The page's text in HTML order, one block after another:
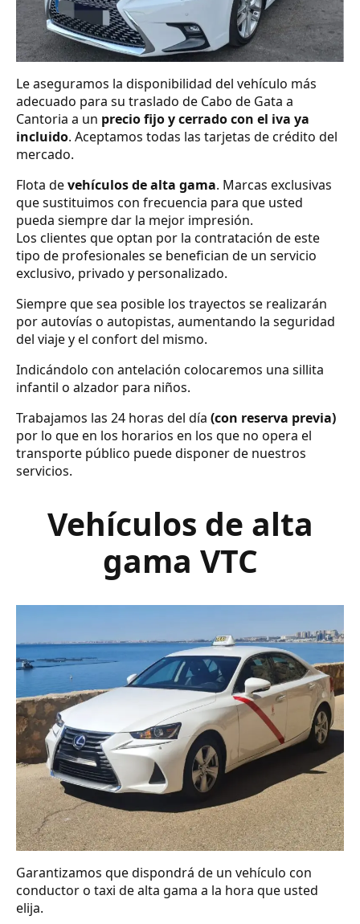
Le aseguramos la disponibilidad del vehículo más
adecuado para su traslado de Cabo de Gata a
Cantoria a un precio fijo y cerrado con el iva ya
incluido. Aceptamos todas las tarjetas de crédito del
mercado.
Flota devehículos de alta gama. Marcas exclusivas
que sustituimos con frecuencia para que usted
pueda siempre dar la mejor impresión.
Los clientes que optan por la contratación de este
tipo de profesionales se benefician de un servicio
exclusivo, privado y personalizado.
Siempre que sea posible los trayectos se realizarán
por autovías o autopistas, aumentando la seguridad
del viaje y el confort del mismo.
Indicándolo con antelación colocaremos una sillita
infantil o alzador para niños.
Trabajamos las 24 horas del día (con reserva previa)
por lo que en los horarios en los que no opera el
transporte público puede disponer de nuestros
servicios.
Vehículos de alta
gama VTC
Garantizamos que dispondrá de un vehículo con
conductor o taxi de alta gama a la hora que usted
elija.